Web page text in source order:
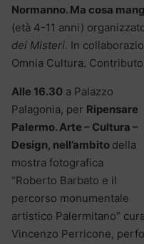
Normanno. Ma cosa
(età 4-11 anni)
dei Misteri. In
Omnia Cultura.
Alle 16.30 a Palazzo
Palagonia, per Ripensare
Palermo. Arte – Cultura –
Design, nell’ambito della
mostra fotografica
“Roberto Barbato e il
percorso monumentale
artistico Palermitano”
Vincenzo Perricone,